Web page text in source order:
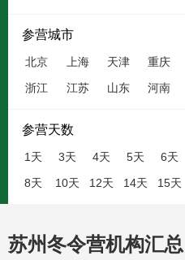
参营城市
北京 上海 天津 重庆
浙江
江苏 山东 河南
参营天数
1天 3天 4天 5天 6天
8天
10天 12天 14天 15天
苏州冬令营机构汇总